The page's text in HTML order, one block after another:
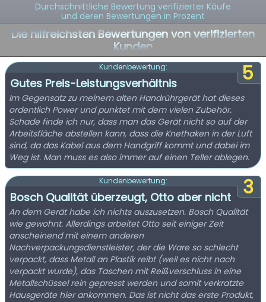
Durchschnittliche Bewertung verifizierter Käufe
und deren Bewertungen in Prozent
Die hilfreichsten Bewertungen von verifizierten
Kunden
5
Kundenbewertung:
Gutes Preis-Leistungsverhältnis
Im Gegensatz zu meinem alten Handrührgerät hat dieses
ordentlich Power und punktet mit dem vielen Zubehör.
Schade finde ich nur, dass man das Gerät nicht so auf der
Arbeitsfläche abstellen kann, dass die Knethaken in der Luft
sind, da das Kabel aus dem Handgriff kommt und dabei im
Weg ist. Man muss es also immer auf einen Teller ablegen.
3
Kundenbewertung:
Bosch Qualität überzeugt, Otto aber nicht
An dem Gerät habe ich nichts auszusetzen. Bosch Qualität
wie gewohnt. Allerdings arbeitet Otto seit einiger Zeit
anscheinend mit einem anderen
Nachverpackungsdienstleister, der die Ware so schlecht
verpackt, dass Metall an Plastik reibt (weil es nicht nach
verpackt wurde), das Taschen mit Reißverschluss in eine
Metallschüssel rein gepresst werden und somit verkratzte
Hausgeräte hier ankommen. Das ist nicht das erste Produkt,